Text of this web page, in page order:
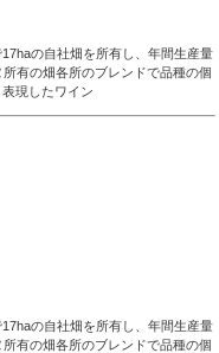
の自社畑を所有し、年間生産量
有の畑各所のブレンドで品種の個
現したワイン
の自社畑を所有し、年間生産量
有の畑各所のブレンドで品種の個